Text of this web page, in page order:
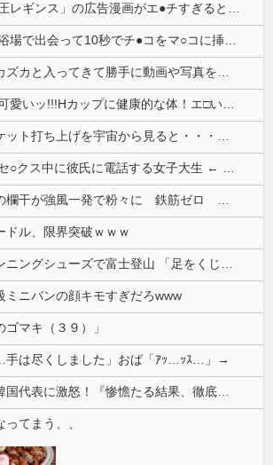
【画像】 この「着圧レギンス」の広告漫画がエ●チすぎると話題に
【ガチ動画】 海水浴場で出会って10秒でチ●コをマ○コに挿入させてくれるギャル、いたｗｗｗ
避難所に土足でズカズカと入ってきて勝手に動画や写真を撮影したメディア取材陣、挙句の果てに要求してきたのは……
【動画】 国宝級に可愛いッ!!!Hカップに健康的な体！エ□い！乳首からマ●コまで見えているよ 笑
【圧巻映像】「ロケット打ち上げを宇宙から見ると・・・」の動画が衝撃的
【ハメ撮り】 浮気セ○クス中に彼氏に電話する女子大生 ← これを現実にやる子が現れる…
【悲報】中国、橋の欄干が強風一発で粉々に 鉄筋ゼロ 当局「接着剤でくっつけただけ」「正常で、品質問題はない」
ドル、限界突破ｗｗｗ
ドイツ人男性がランニングシューズで富士登山 「足をくじいて動けない」
ミニバンの顔キモすぎだろwww
ゴマキ（３９）」
手は尽くしました」おば「ｱｯ…ｯｽ…」→
韓国人「安貞桓が韓国代表に激怒！『惨憺たる結果、徹底的な刷新が必要だ』と監督や協会を痛烈批判」
てまう、、